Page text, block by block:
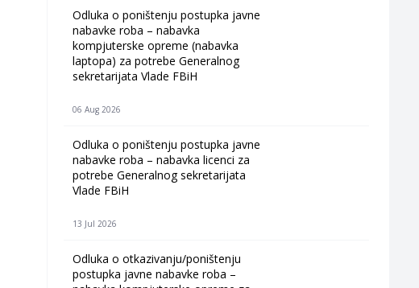
Odluka o poništenju postupka javne
nabavke roba – nabavka
kompjuterske opreme (nabavka
laptopa) za potrebe Generalnog
sekretarijata Vlade FBiH
06 Aug 2026
Odluka o poništenju postupka javne
nabavke roba – nabavka licenci za
potrebe Generalnog sekretarijata
Vlade FBiH
13 Jul 2026
Odluka o otkazivanju/poništenju
postupka javne nabavke roba –